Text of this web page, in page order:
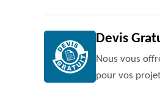
Devis
Nous vous
pour vos